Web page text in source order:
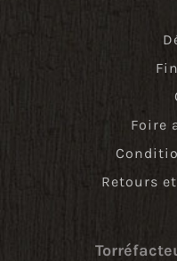
Foire
Retours